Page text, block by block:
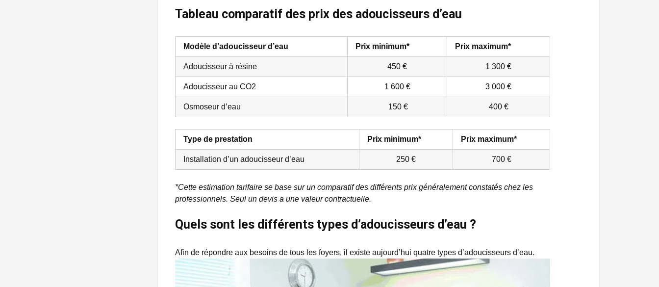
Tableau comparatif des prix des adoucisseurs d’eau
Modèle d’adoucisseur d’eau Prix minimum* Prix maximum*
Adoucisseur à résine 450 € 1 300 €
Adoucisseur au CO2 1 600 € 3 000 €
Osmoseur d’eau 150 € 400 €
Type de prestation Prix minimum* Prix maximum*
Installation d’un adoucisseur d’eau 250 € 700 €
*Cette estimation tarifaire se base sur un comparatif des différents prix généralement constatés chez les
professionnels. Seul un devis a une valeur contractuelle.
Quels sont les différents types d’adoucisseurs d’eau ?
Afin de répondre aux besoins de tous les foyers, il existe aujourd’hui quatre types d’adoucisseurs d’eau.